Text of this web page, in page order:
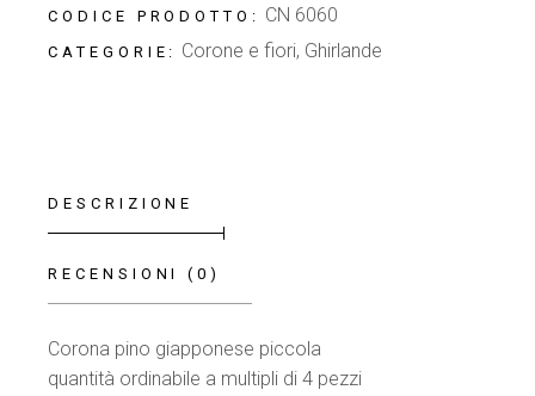
CODICE PRODOTTO: CN 6060
CATEGORIE: Corone e fiori, Ghirlande
DESCRIZIONE
RECENSIONI (0)
Corona pino giapponese piccola
quantità ordinabile a multipli di 4 pezzi